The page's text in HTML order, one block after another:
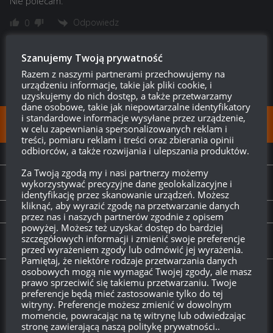
0 Odpowiedz
FOLLOW:
NEXT STORY
Sklep premium: 30 dni konta premium +
n.k.m. 20 mm gratis
PREVIOUS STORY
Pokazowy Mecz Gwiazd World of Tanks na Twitchu
TVP Sport
Twitch.tv - Zurugula
Szanujemy Twoją prywatność
Razem z naszymi partnerami przechowujemy na
urządzeniu informacje, takie jak pliki cookie, i
uzyskujemy do nich dostęp, a także przetwarzamy
dane osobowe, takie jak niepowtarzalne identyfikatory
i standardowe informacje wysyłane przez urządzenie,
w celu zapewniania spersonalizowanych reklam i
treści, pomiaru reklam i treści oraz zbierania opinii
odbiorców, a także rozwijania i ulepszania produktów.
Za Twoją zgodą my i nasi partnerzy możemy
wykorzystywać precyzyjne dane geolokalizacyjne i
identyfikację przez skanowanie urządzeń. Możesz
kliknąć, aby wyrazić zgodę na przetwarzanie danych
przez nas i naszych partnerów zgodnie z opisem
powyżej. Możesz też uzyskać dostęp do bardziej
szczegółowych informacji i zmienić swoje preferencje
przed wyrażeniem zgody lub odmówić jej wyrażenia.
Pamiętaj, że niektóre rodzaje przetwarzania danych
osobowych mogą nie wymagać Twojej zgody, ale masz
prawo sprzeciwić się takiemu przetwarzaniu. Twoje
preferencje będą mieć zastosowanie tylko do tej
witryny. Preferencje możesz zmienić w dowolnym
momencie, powracając na tę witrynę lub odwiedzając
stronę zawierającą naszą politykę prywatności..